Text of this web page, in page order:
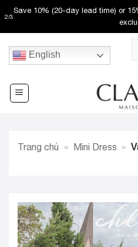
Skip
to
content
2/3
Save 10% (20-day lead time) or
English
Trang chủ » Mini Dress »